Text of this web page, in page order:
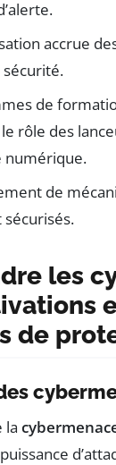
accrue
de
rôle des
numérique.
de
les
de
la